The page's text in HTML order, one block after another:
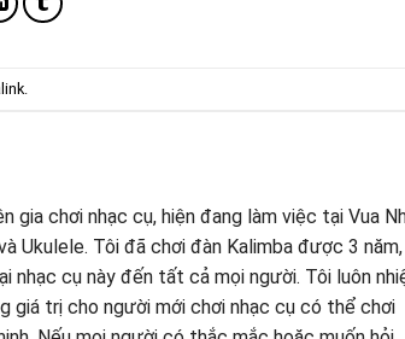
gia chơi nhạc cụ, hiện đang làm việc tại Vua
Ukulele. Tôi đã chơi đàn Kalimba được 3
nhạc cụ này đến tất cả mọi người. Tôi luôn
giá trị cho người mới chơi nhạc cụ có thể chơi